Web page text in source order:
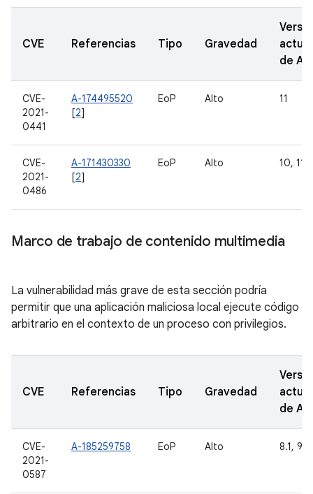
CVE Referencias Tipo Gravedad
de
CVE-
2021-
0441
A-174495520
[2]
EoP Alto 11
CVE-
2021-
0486
A-171430330
[2]
EoP Alto 10, 11
Marco de trabajo de contenido multimedia
La vulnerabilidad más grave de esta sección podría
permitir que una aplicación maliciosa local ejecute código
arbitrario en el contexto de un proceso con privilegios.
CVE Referencias Tipo Gravedad
de
CVE-
2021-
0587
A-185259758 EoP Alto 8.1, 9,